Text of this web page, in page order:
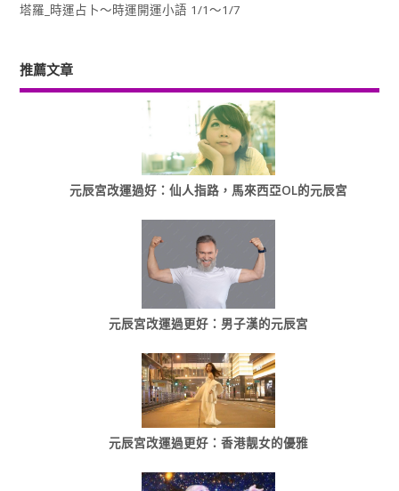
塔羅_時運占卜～時運開運小語 1/1～1/7
推薦文章
元辰宮改運過好：仙人指路，馬來西亞OL的元辰宮
元辰宮改運過更好：男子漢的元辰宮
元辰宮改運過更好：香港靓女的優雅